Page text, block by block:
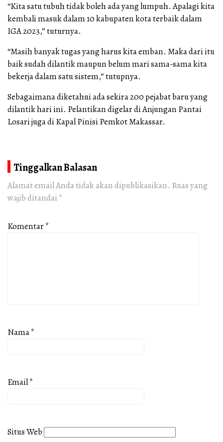
“Kita satu tubuh tidak boleh ada yang lumpuh. Apalagi kita
kembali masuk dalam 10 kabupaten kota terbaik dalam
IGA 2023,” tuturnya.
“Masih banyak tugas yang harus kita emban. Maka dari itu
baik sudah dilantik maupun belum mari sama-sama kita
bekerja dalam satu sistem,” tutupnya.
Sebagaimana diketahui ada sekira 200 pejabat baru yang
dilantik hari ini. Pelantikan digelar di Anjungan Pantai
Losari juga di Kapal Pinisi Pemkot Makassar.
Tinggalkan Balasan
Alamat email Anda tidak akan dipublikasikan. Ruas yang
wajib ditandai *
Komentar*
Nama*
Email*
Situs Web